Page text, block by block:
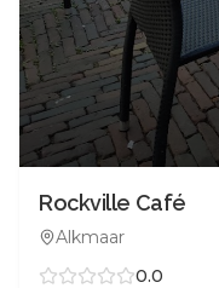
Rockville Café
Alkmaar
0.0